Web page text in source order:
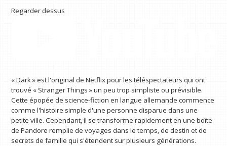
Regarder dessus
« Dark » est l'original de Netflix pour les téléspectateurs qui ont
trouvé « Stranger Things » un peu trop simpliste ou prévisible.
Cette épopée de science-fiction en langue allemande commence
comme l'histoire simple d'une personne disparue dans une
petite ville. Cependant, il se transforme rapidement en une boîte
de Pandore remplie de voyages dans le temps, de destin et de
secrets de famille qui s'étendent sur plusieurs générations.